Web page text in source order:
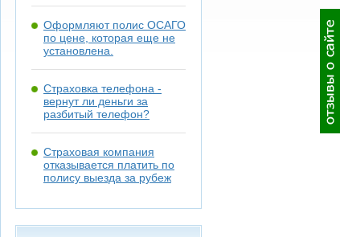
Оформляют полис ОСАГО
по цене, которая еще не
установлена.
Страховка телефона -
вернут ли деньги за
разбитый телефон?
Страховая компания
отказывается платить по
полису выезда за рубеж